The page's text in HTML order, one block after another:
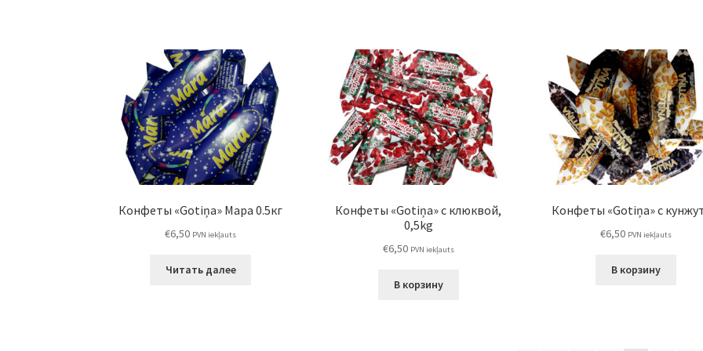
Конфеты «Gotiņa» Мара 0.5кг
€6,50 PVN iekļauts
Читать далее
Конфеты «Gotiņa» с клюквой,
0,5kg
€6,50 PVN iekļauts
В корзину
Конфеты «Gotiņa» с
€6,50 PVN iekļauts
В корзину